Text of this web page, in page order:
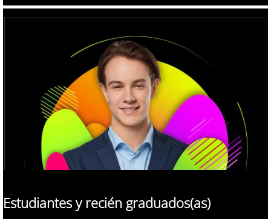
Estudiantes y recién graduados(as)